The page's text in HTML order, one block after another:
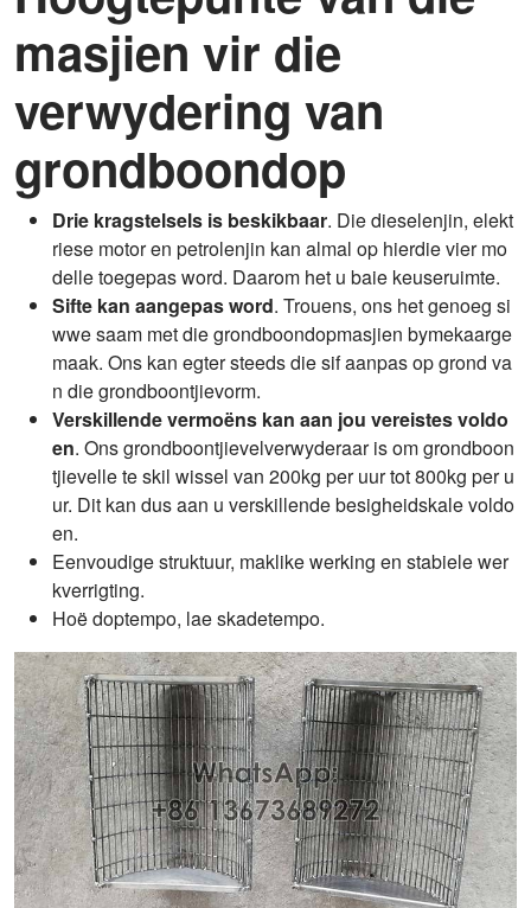
masjien vir die
verwydering van
grondboondop
Drie kragstelsels is beskikbaar. Die dieselenjin, elekt
riese motor en petrolenjin kan almal op hierdie vier mo
delle toegepas word. Daarom het u baie keuseruimte.
Sifte kan aangepas word. Trouens, ons het genoeg si
wwe saam met die grondboondopmasjien bymekaarge
maak. Ons kan egter steeds die sif aanpas op grond va
n die grondboontjievorm.
Verskillende vermoëns kan aan jou vereistes voldo
en. Ons grondboontjievelverwyderaar is om grondboon
tjievelle te skil wissel van 200kg per uur tot 800kg per u
ur. Dit kan dus aan u verskillende besigheidskale voldo
en.
Eenvoudige struktuur, maklike werking en stabiele wer
kverrigting.
Hoë doptempo, lae skadetempo.